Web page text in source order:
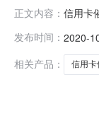
正文内容： 信用卡
日。招
服务费
发布时间： 2020-
相关产品：
信用卡